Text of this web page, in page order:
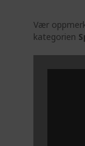
Vær
kategorien